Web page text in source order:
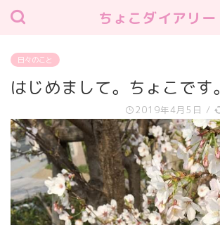
ちょこダイアリー
日々のこと
はじめまして。ちょこです。
2019年4月5日 /